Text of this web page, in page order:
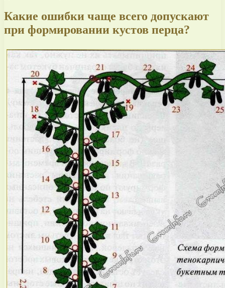
Какие ошибки чаще всего допускают
при формировании кустов перца?